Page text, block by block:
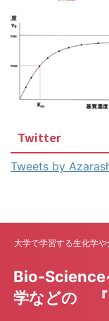
Twitter
Tweets by
大学で学習する生化学
Bio-
学などの 『